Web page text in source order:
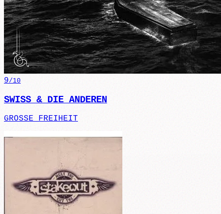
9/10
SWISS & DIE ANDEREN
GROSSE FREIHEIT